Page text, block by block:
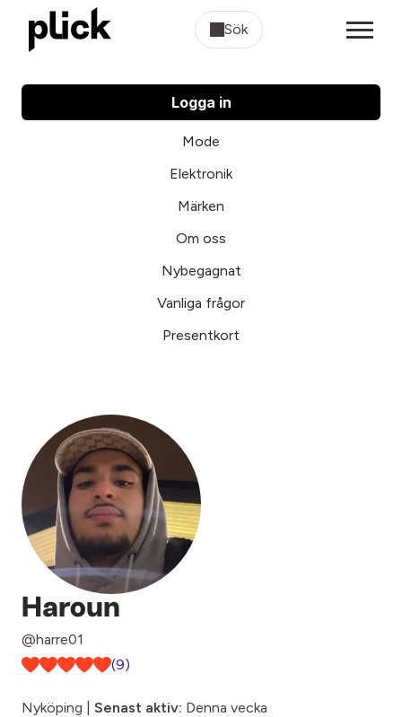
Sök
Logga in
Mode
Elektronik
Märken
Om oss
Nybegagnat
Vanliga frågor
Presentkort
Haroun
@harre01
(9)
Nyköping | Senast aktiv: Denna vecka